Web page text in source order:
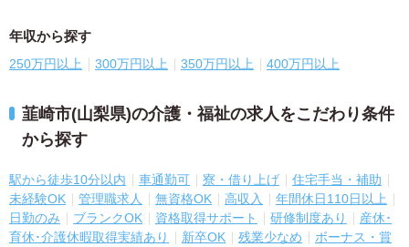
年収から探す
250万円以上 300万円以上 350万円以上 400万円以上
韮崎市(山梨県)の介護・福祉の求人をこだわり条件
から探す
駅から徒歩10分以内 車通勤可 寮・借り上げ
住宅手当・補助
未経験OK
管理職求人 無資格OK 高収入
年間休日110日以上
日勤のみ
ブランクOK 資格取得サポート 研修制度あり
産休･
育休･介護休暇取得実績あり
新卒OK 残業少なめ
ボーナス・賞